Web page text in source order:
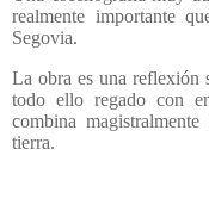
realmente importante
Segovia.
La obra es una reflexión
todo ello regado con
combina
tierra.